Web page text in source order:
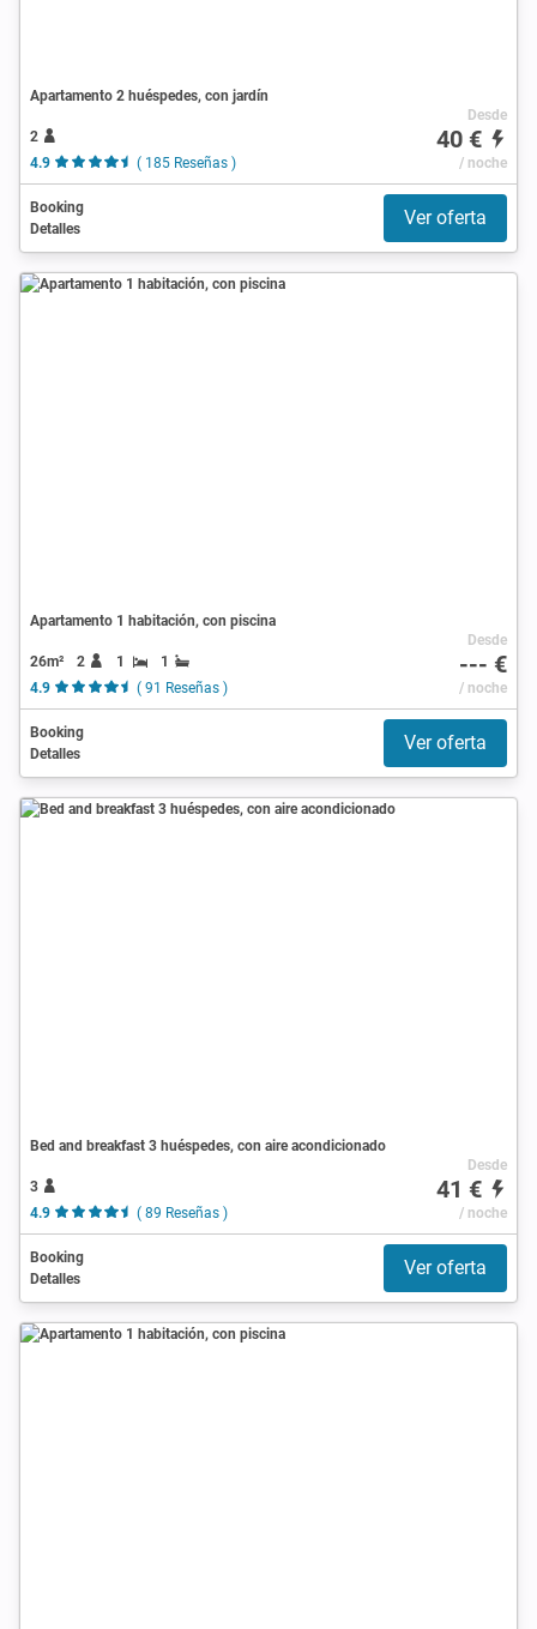
Apartamento 2 huéspedes, con jardín
2
4.9
( 185 Reseñas )
Desde
40 €
/ noche
Booking
Detalles
Ver oferta
Apartamento 1 habitación, con piscina
26m² 2 1
1
4.9
( 91 Reseñas )
Desde
--- €
/ noche
Booking
Detalles
Ver oferta
Bed and breakfast 3 huéspedes, con aire acondicionado
3
4.9
( 89 Reseñas )
Desde
41 €
/ noche
Booking
Detalles
Ver oferta